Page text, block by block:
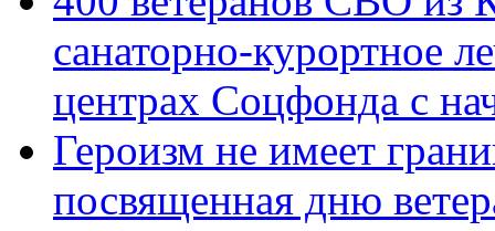
санаторно-курортное
центрах Соцфонда с
Героизм не имеет
посвященная дню